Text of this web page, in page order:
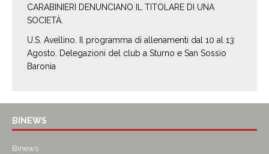
CARABINIERI DENUNCIANO IL TITOLARE DI UNA
SOCIETÀ.
U.S. Avellino. Il programma di allenamenti dal 10 al 13
Agosto. Delegazioni del club a Sturno e San Sossio
Baronia
BINEWS
Binews